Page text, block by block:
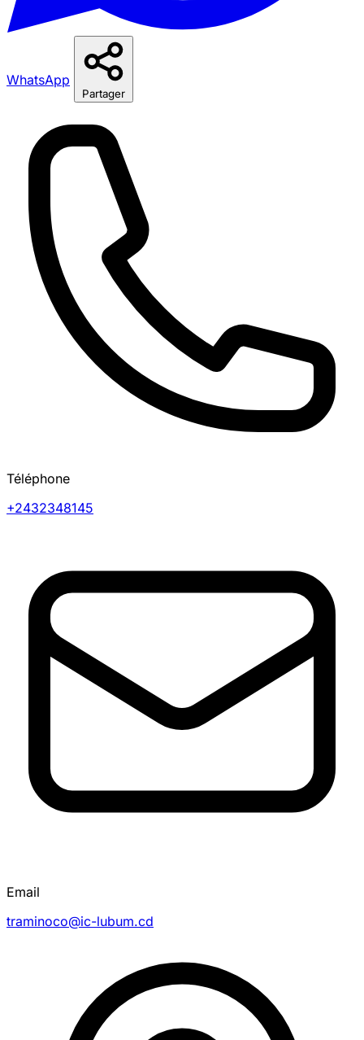
WhatsApp
Partager
Téléphone
+2432348145
Email
traminoco@ic-lubum.cd